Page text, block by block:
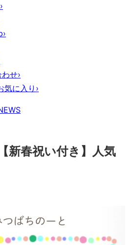
›
›
わせ›
気に入り ›
新春祝い付き】人気